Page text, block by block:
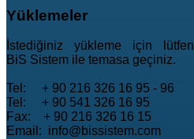
Yüklemeler
İstediğiniz yükleme için lütfen
BiS Sistem ile temasa geçiniz.
Tel: + 90 216 326 16 95 - 96
Tel: + 90 541 326 16 95
Fax: + 90 216 326 16 15
Email: info@bissistem.com